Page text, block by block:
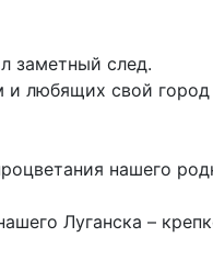
заметный след.
и любящих свой город
нашего
Луганска –